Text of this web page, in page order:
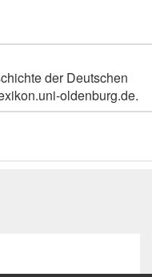
der Deutschen
oldenburg.de.